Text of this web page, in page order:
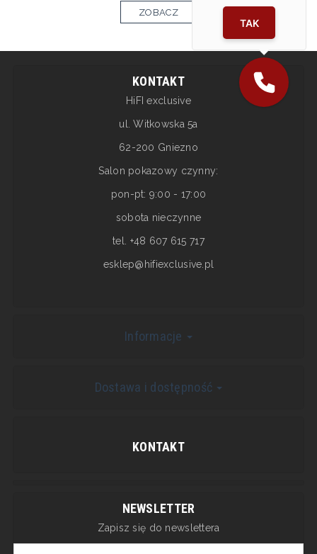
ZOBACZ
KONTAKT
HiFI exclusive
ul. Witkowska 5a
62-200 Gniezno
Salon pokazowy czynny:
pon-pt: 9:00 - 17:00
sobota nieczynne
tel. +48 607 615 717
esklep@hifiexclusive.pl
Informacje
Dostawa i dostępność
KONTAKT
NEWSLETTER
Zapisz się do newslettera
TAK